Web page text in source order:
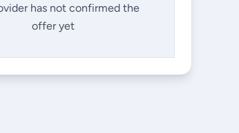
has not confirmed the
offer yet